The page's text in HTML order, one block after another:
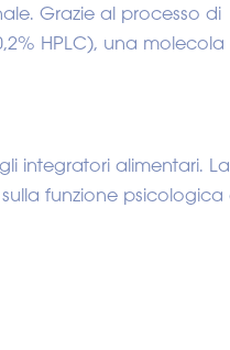
Grazie al processo di
HPLC), una
integratori alimentari.
funzione psicologica